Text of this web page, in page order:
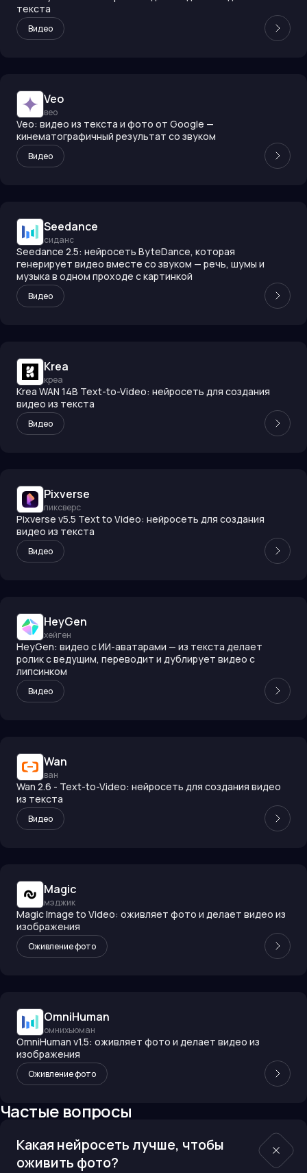
текста
Видео
Veo
вео
Veo: видео из текста и фото от Google —
кинематографичный результат со звуком
Видео
Seedance
сиданс
Seedance 2.5: нейросеть ByteDance, которая
генерирует видео вместе со звуком — речь, шумы и
музыка в одном проходе с картинкой
Видео
Krea
креа
Krea WAN 14B Text-to-Video: нейросеть для создания
видео из текста
Видео
Pixverse
пиксверс
Pixverse v5.5 Text to Video: нейросеть для создания
видео из текста
Видео
HeyGen
хейген
HeyGen: видео с ИИ-аватарами — из текста делает
ролик с ведущим, переводит и дублирует видео с
липсинком
Видео
Wan
ван
Wan 2.6 - Text-to-Video: нейросеть для создания видео
из текста
Видео
Magic
мэджик
Magic Image to Video: оживляет фото и делает видео из
изображения
Оживление фото
OmniHuman
омнихьюман
OmniHuman v1.5: оживляет фото и делает видео из
изображения
Оживление фото
Частые вопросы
Какая нейросеть лучше, чтобы
оживить фото?